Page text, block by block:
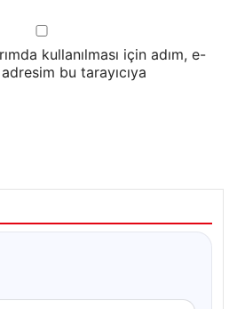
kullanılması için adım, e-
bu tarayıcıya